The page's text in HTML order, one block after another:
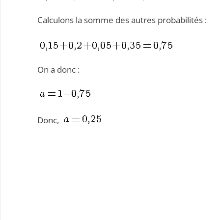
Calculons la somme des autres probabilités :
On a donc :
Donc,